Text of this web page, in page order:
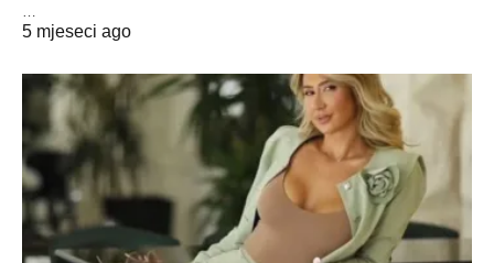
5 mjeseci ago